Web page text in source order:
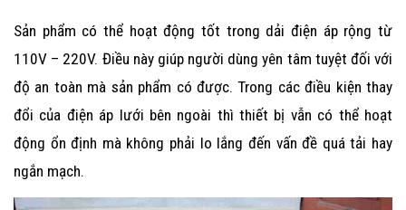
Sản phẩm có thể hoạt động tốt trong dải điện áp rộng từ
110V – 220V. Điều này giúp người dùng yên tâm tuyệt đối với
độ an toàn mà sản phẩm có được. Trong các điều kiện thay
đổi của điện áp lưới bên ngoài thì thiết bị vẫn có thể hoạt
động ổn định mà không phải lo lắng đến vấn đề quá tải hay
ngắn mạch.